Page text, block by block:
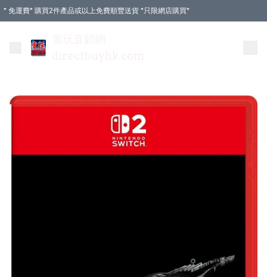
* 免運費* 購買2件產品或以上免費順豐送貨 *只限網店購買*